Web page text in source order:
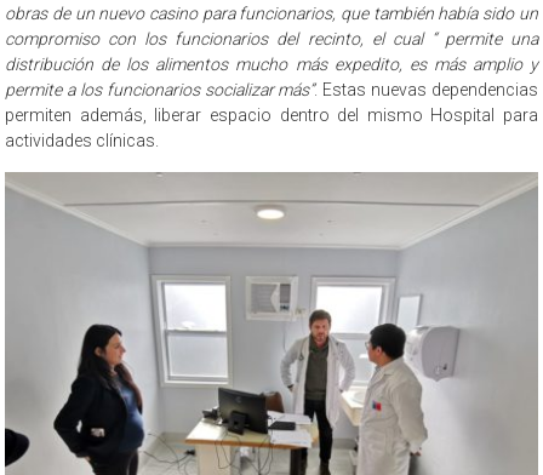
obras de un nuevo casino para funcionarios, que también había sido un
compromiso con los funcionarios del recinto, el cual “ permite una
distribución de los alimentos mucho más expedito, es más amplio y
permite a los funcionarios socializar más”. Estas nuevas dependencias
permiten además, liberar espacio dentro del mismo Hospital para
actividades clínicas.